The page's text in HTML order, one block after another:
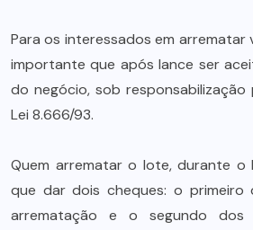
Para os interessados em arrematar
importante que após lance ser
do negócio, sob
Lei 8.666/93.
Quem arrematar o lote, durante o
que dar dois cheques: o
arrematação e o segundo